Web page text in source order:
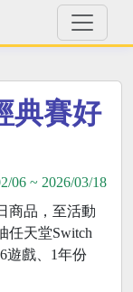
典賽好
06 ~ 2026/03/18
商品，至活動
任天堂Switch
遊戲、1年份